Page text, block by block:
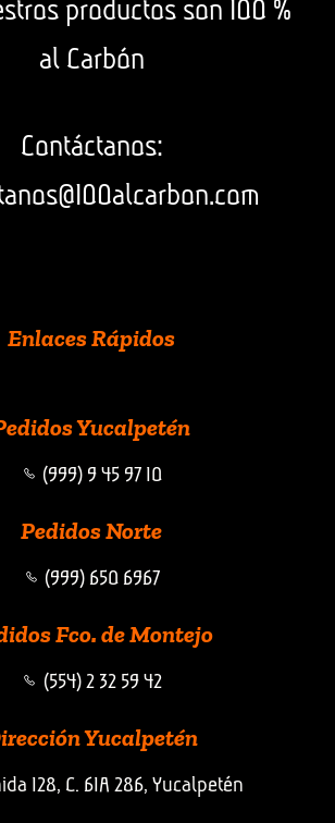
productos son 100 %
al Carbón
Contáctanos:
Enlaces Rápidos
Yucalpetén
(999) 9 45 97 10
Pedidos Norte
(999) 650 6967
Fco. de Montejo
(554) 2 32 59 42
Yucalpetén
128, C. 61A 286, Yucalpetén